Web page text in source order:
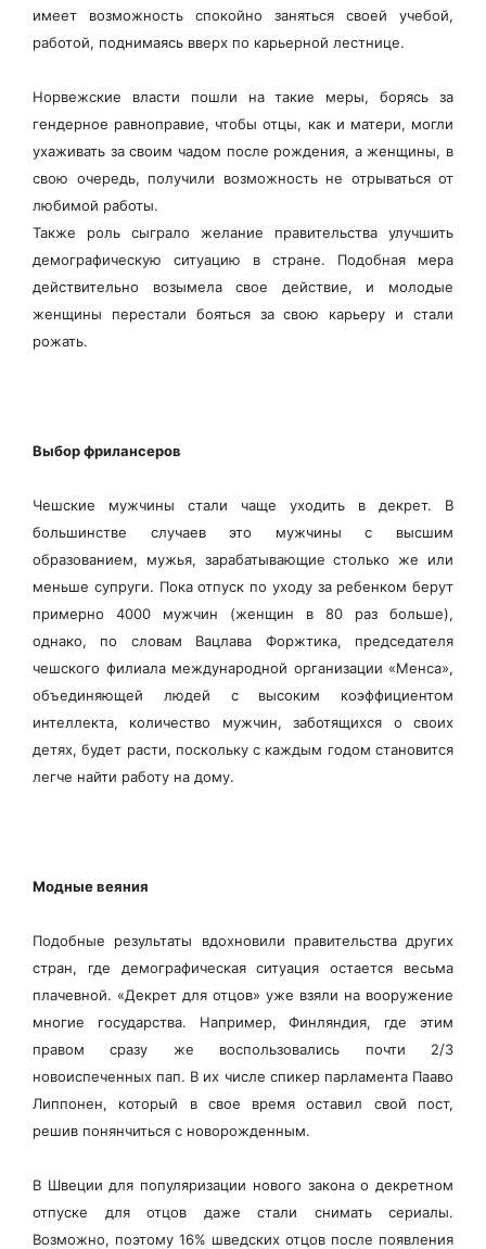
имеет возможность спокойно заняться своей учебой,
работой, поднимаясь вверх по карьерной лестнице.
Норвежские власти пошли на такие меры, борясь за
гендерное равноправие, чтобы отцы, как и матери, могли
ухаживать за своим чадом после рождения, а женщины, в
свою очередь, получили возможность не отрываться от
любимой работы.
Также роль сыграло желание правительства улучшить
демографическую ситуацию в стране. Подобная мера
действительно возымела свое действие, и молодые
женщины перестали бояться за свою карьеру и стали
рожать.
Выбор фрилансеров
Чешские мужчины стали чаще уходить в декрет. В
большинстве случаев это мужчины с высшим
образованием, мужья, зарабатывающие столько же или
меньше супруги. Пока отпуск по уходу за ребенком берут
примерно 4000 мужчин (женщин в 80 раз больше),
однако, по словам Вацлава Форжтика, председателя
чешского филиала международной организации «Менса»,
объединяющей людей с высоким коэффициентом
интеллекта, количество мужчин, заботящихся о своих
детях, будет расти, поскольку с каждым годом становится
легче найти работу на дому.
Модные веяния
Подобные результаты вдохновили правительства других
стран, где демографическая ситуация остается весьма
плачевной. «Декрет для отцов» уже взяли на вооружение
многие государства. Например, Финляндия, где этим
правом сразу же воспользовались почти 2/3
новоиспеченных пап. В их числе спикер парламента Пааво
Липпонен, который в свое время оставил свой пост,
решив понянчиться с новорожденным.
В Швеции для популяризации нового закона о декретном
отпуске для отцов даже стали снимать сериалы.
Возможно, поэтому 16% шведских отцов после появления